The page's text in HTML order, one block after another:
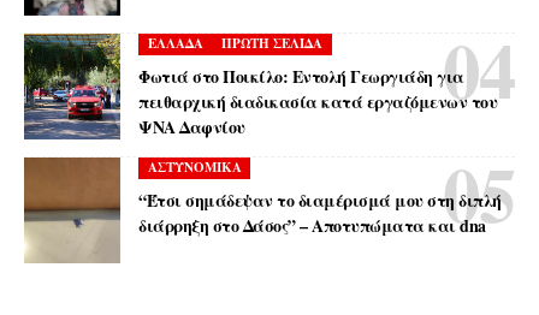
ΕΛΛΑΔΑ ΠΡΩΤΗ ΣΕΛΙΔΑ
Φωτιά στο Ποικίλο: Εντολή Γεωργιάδη για
πειθαρχική διαδικασία κατά εργαζόμενων του
ΨΝΑ Δαφνίου
ΑΣΤΥΝΟΜΙΚΑ
“Έτσι σημάδεψαν το διαμέρισμά μου στη διπλή
διάρρηξη στο Δάσος” – Αποτυπώματα και dna